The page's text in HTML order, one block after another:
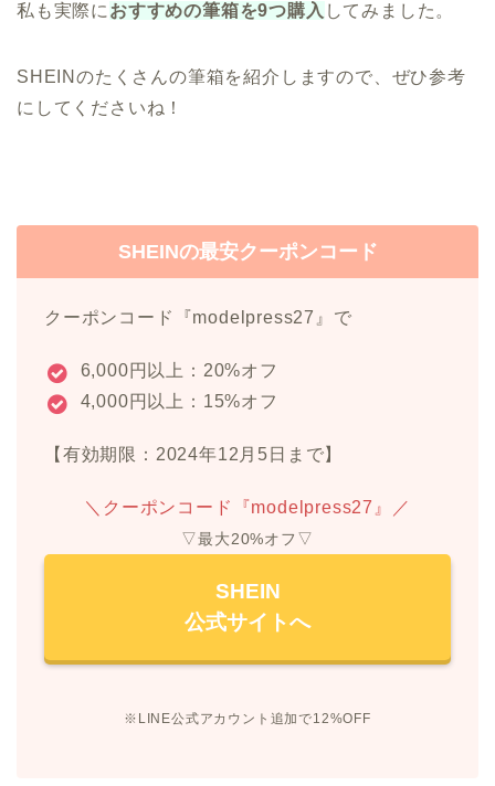
私も実際に おすすめの筆箱を9つ購入 してみました。
SHEINのたくさんの筆箱を紹介しますので、ぜひ参考
にしてくださいね！
SHEINの最安クーポンコード
クーポンコード『modelpress27』で
6,000円以上：20%オフ
4,000円以上：15%オフ
【有効期限：2024年12月5日まで】
＼クーポンコード『modelpress27』／
▽最大20%オフ▽
SHEIN
公式サイトへ
※LINE公式アカウント追加で12%OFF